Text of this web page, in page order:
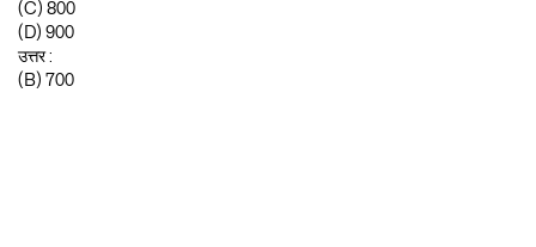
(C) 800
(D) 900
उत्तर :
(B) 700